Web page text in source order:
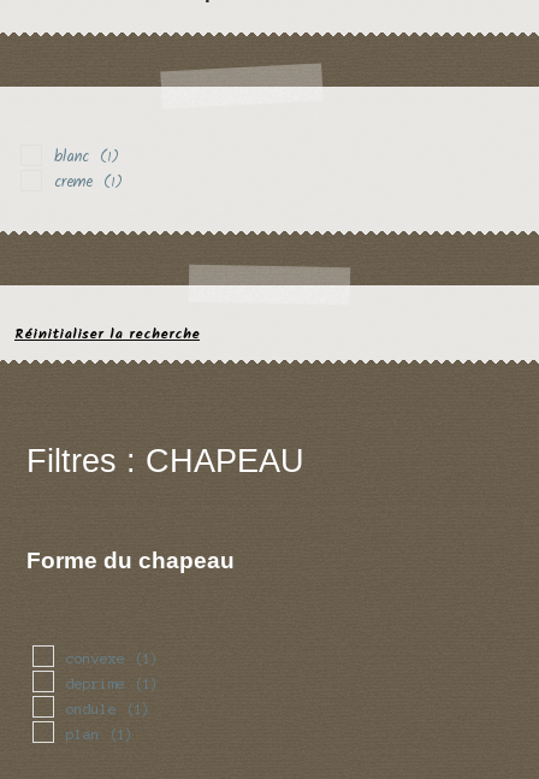
blanc (1)
creme (1)
Réinitialiser la recherche
Filtres : CHAPEAU
Forme du chapeau
convexe (1)
deprime (1)
ondule (1)
plan (1)